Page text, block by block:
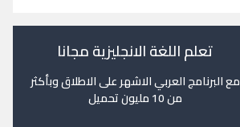
تعلم اللغة الانجليزية مجانا
مع البرنامج العربي الاشهر على الاطلاق وبأكثر
من 10 مليون تحميل